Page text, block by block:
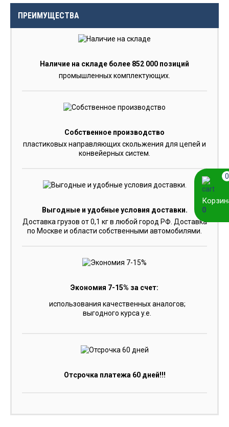
ПРЕИМУЩЕСТВА
Наличие на складе более 852 000 позиций
промышленных комплектующих.
Собственное производство
пластиковых направляющих скольжения для цепей и
конвейерных систем.
Выгодные и удобные условия доставки.
Доставка грузов от 0,1 кг в любой город РФ. Доставка
по Москве и области собственными автомобилями.
Экономия 7-15% за счет:
использования качественных аналогов;
выгодного курса y.e.
Отсрочка платежа 60 дней!!!
0
0